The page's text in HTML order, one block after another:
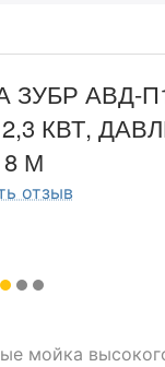
АВД-
КВТ,
М
отзыв
мойка